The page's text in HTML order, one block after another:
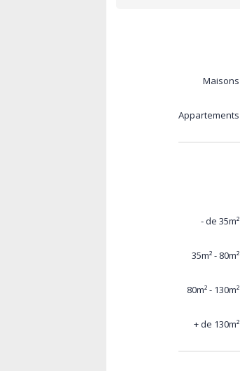
Maisons
Appartements
- de 35m²
35m² - 80m²
80m² - 130m²
+ de 130m²